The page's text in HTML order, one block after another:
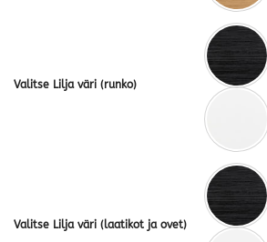
Valitse Lilja väri (runko)
Valitse Lilja väri (laatikot ja ovet)